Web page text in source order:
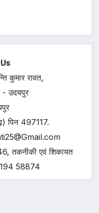
कुमार रावत,
- उदयपुर
पिन 497117.
तकनीकी एवं शिकायत
58874